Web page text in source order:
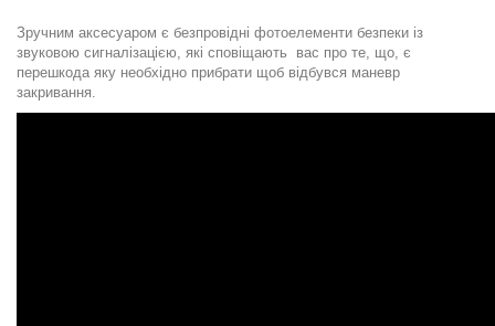
Зручним аксесуаром є безпровідні фотоелементи безпеки із
звуковою сигналізацією, які сповіщають вас про те, що, є
перешкода яку необхідно прибрати щоб відбувся маневр
закривання.